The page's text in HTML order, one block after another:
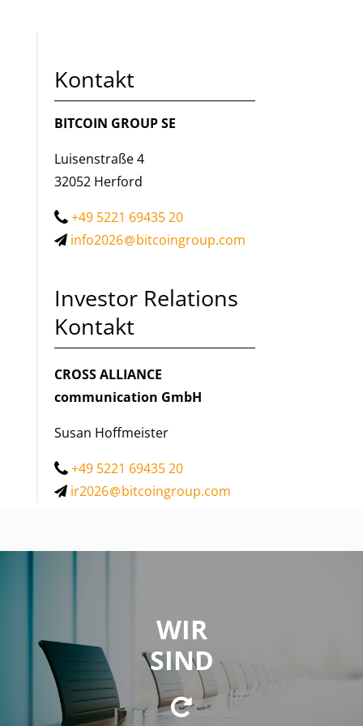
Kontakt
BITCOIN GROUP SE
Luisenstraße 4
32052 Herford
+49 5221 69435 20
info2026
bitcoingroup.com
Investor Relations
Kontakt
CROSS ALLIANCE
communication GmbH
Susan Hoffmeister
+49 5221 69435 20
ir2026
bitcoingroup.com
WIR
SIND
WIR SIND
eine Beteiligungsgesellschaft mit Investmentfokus auf
innovative Business-Konzepte und Technologien aus
den Bereichen Kryptowährungen und
Blockchaintechnologie.